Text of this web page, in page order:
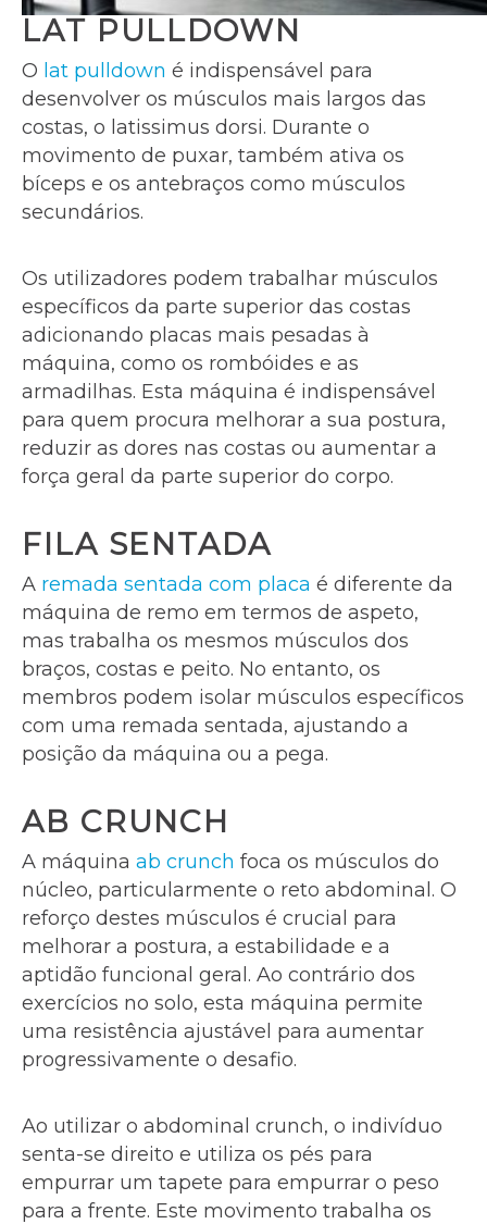
LAT PULLDOWN
O lat pulldown é indispensável para
desenvolver os músculos mais largos das
costas, o latissimus dorsi. Durante o
movimento de puxar, também ativa os
bíceps e os antebraços como músculos
secundários.
Os utilizadores podem trabalhar músculos
específicos da parte superior das costas
adicionando placas mais pesadas à
máquina, como os rombóides e as
armadilhas. Esta máquina é indispensável
para quem procura melhorar a sua postura,
reduzir as dores nas costas ou aumentar a
força geral da parte superior do corpo.
FILA SENTADA
A remada sentada com placa é diferente da
máquina de remo em termos de aspeto,
mas trabalha os mesmos músculos dos
braços, costas e peito. No entanto, os
membros podem isolar músculos específicos
com uma remada sentada, ajustando a
posição da máquina ou a pega.
AB CRUNCH
A máquina ab crunch foca os músculos do
núcleo, particularmente o reto abdominal. O
reforço destes músculos é crucial para
melhorar a postura, a estabilidade e a
aptidão funcional geral. Ao contrário dos
exercícios no solo, esta máquina permite
uma resistência ajustável para aumentar
progressivamente o desafio.
Ao utilizar o abdominal crunch, o indivíduo
senta-se direito e utiliza os pés para
empurrar um tapete para empurrar o peso
para a frente. Este movimento trabalha os